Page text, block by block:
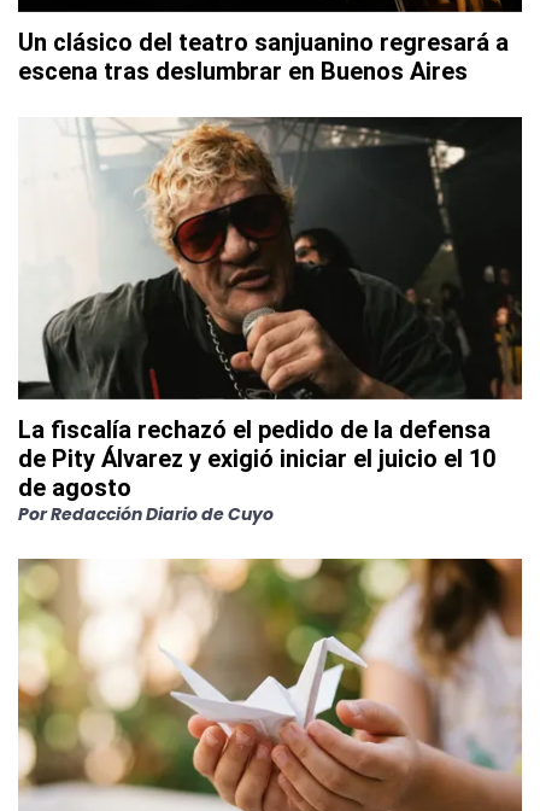
Un clásico del teatro sanjuanino regresará a
escena tras deslumbrar en Buenos Aires
La fiscalía rechazó el pedido de la defensa
de Pity Álvarez y exigió iniciar el juicio el 10
de agosto
PorRedacción Diario de Cuyo